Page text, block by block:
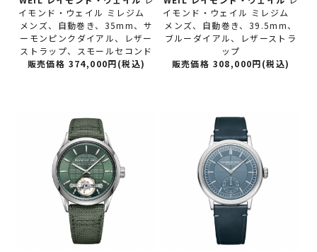
イモンド・ウェイル ミレジム
メンズ、自動巻き、35mm、サ
ーモンピンクダイアル、レザー
ストラップ、スモールセコンド
販売価格 374,000円(税込)
イモンド・ウェイル ミレジム
メンズ、自動巻き、39.5mm、
ブルーダイアル、レザーストラ
ップ
販売価格 308,000円(税込)